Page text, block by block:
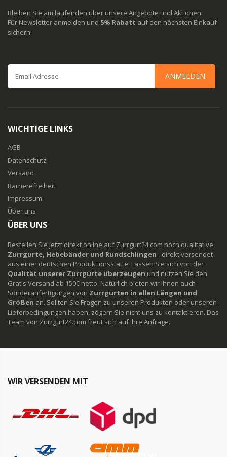
Bleiben Sie am laufenden über unsere Angebote und Aktionen.
Für Newsletter anmelden und 5% Rabatt auf den nächsten Einkauf
sichern!
ANMELDEN
WICHTIGE LINKS
AGB
Datenschutz
Versand
Barrierefreiheit
Impressum
Über uns
ÜBER UNS
Bestellen Sie jetzt direkt online auf Zurrgurt24.com hoch qualitative
Zurrgurte, Hebebänder und Rundschlingen - direkt versendet
aus einer deutschen Produktionsstätte. Lassen Sie sich von der
Qualität unserer Zurrgurte überzeugen und nutzen Sie den
Gratis Versand ab 150€ netto. Natürlich bieten wir Ihnen auch
Sonderanfertigungen von Zurrgurten in allen Längen und
Größen an. Sollten Sie Fragen zu unseren Produkten oder unseren
Lieferbedingungen haben, zögern Sie nicht uns zu kontaktieren. Das
Team von Zurrgurt24.com freut sich auf Ihre Anfrage.
WIR VERSENDEN MIT